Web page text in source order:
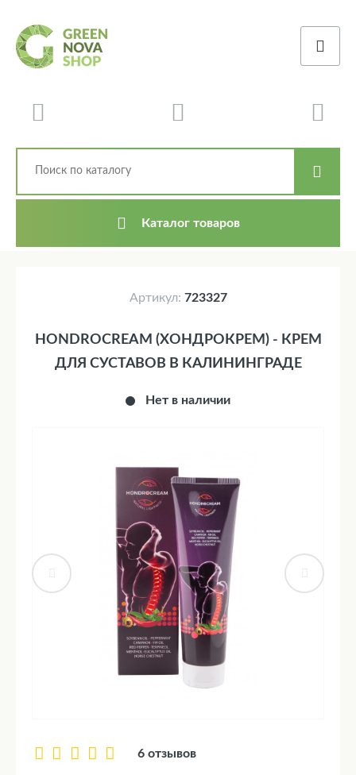
Каталог товаров
Артикул: 723327
Нет в наличии
HONDROCREAM (ХОНДРОКРЕМ) - КРЕМ
ДЛЯ СУСТАВОВ В КАЛИНИНГРАДЕ
6 отзывов